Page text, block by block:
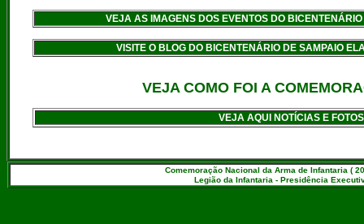
VEJA AS IMAGENS DOS EVENTOS DO
VISITE O BLOG DO BICENTENÁRIO DE SAMPAIO
VEJA COMO FOI A
VEJA AQUI NOTÍCIAS E
Comemoração Nacional da Arma de Infantaria (
Legião da Infantaria - Presidência